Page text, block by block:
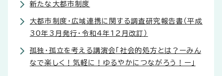
新たな大都市制度
大都市制度・広域連携に関する調査研究報告書（平成
30年3月発行・令和4年12月改訂）
孤独・孤立を考える講演会「社会的処方とは？ーみん
なで楽しく！気軽に！ゆるやかにつながろう！ー」